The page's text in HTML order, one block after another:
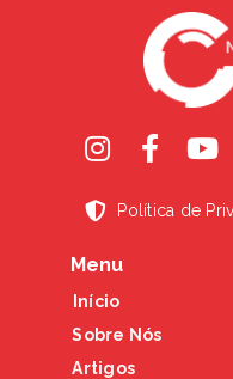
Política de
Menu
Início
Sobre Nós
Artigos